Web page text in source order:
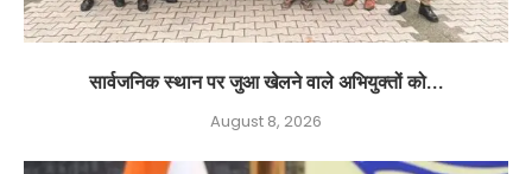
सार्वजनिक स्थान पर जुआ खेलने वाले अभियुक्तों को...
August 8, 2026